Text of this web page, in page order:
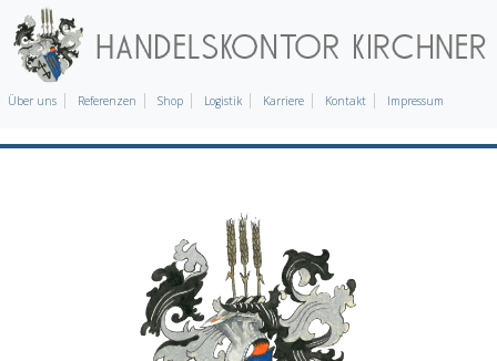
Über uns Referenzen Shop Logistik Karriere Kontakt Impressum